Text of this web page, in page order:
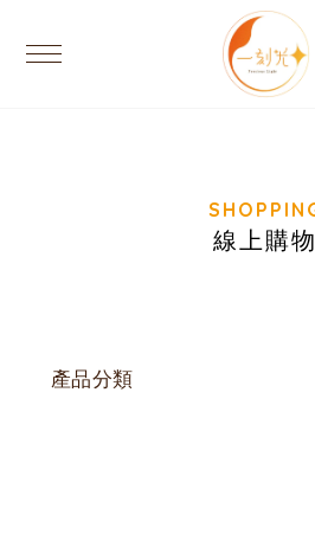
線上購物
產品分類